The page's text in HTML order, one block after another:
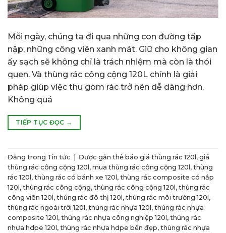
Mỗi ngày, chúng ta đi qua những con đường tấp
nập, những công viên xanh mát. Giữ cho không gian
ấy sạch sẽ không chỉ là trách nhiệm mà còn là thói
quen. Và thùng rác công cộng 120L chính là giải
pháp giúp việc thu gom rác trở nên dễ dàng hơn.
Không quá
TIẾP TỤC ĐỌC →
Đăng trong Tin tức Được gắn thẻ báo giá thùng rác 120l , giá
thùng rác công cộng 120l , mua thùng rác công cộng 120l , thùng
rác 120l , thùng rác có bánh xe 120l , thùng rác composite có nắp
120l , thùng rác công cộng, thùng rác công cộng 120l , thùng rác
công viên 120l , thùng rác đô thị 120l , thùng rác môi trường 120l ,
thùng rác ngoài trời 120l , thùng rác nhựa 120l , thùng rác nhựa
composite 120l , thùng rác nhựa công nghiệp 120l , thùng rác
nhựa hdpe 120l , thùng rác nhựa hdpe bền đẹp, thùng rác nhựa